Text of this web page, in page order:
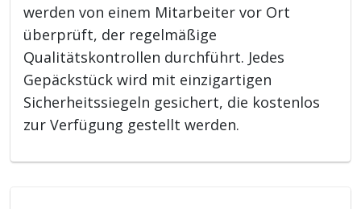
werden von einem Mitarbeiter vor Ort
überprüft, der regelmäßige
Qualitätskontrollen durchführt. Jedes
Gepäckstück wird mit einzigartigen
Sicherheitssiegeln gesichert, die kostenlos
zur Verfügung gestellt werden.